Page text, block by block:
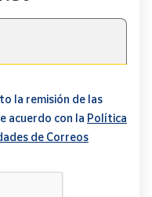
la remisión de las
acuerdo con la Política
de Correos